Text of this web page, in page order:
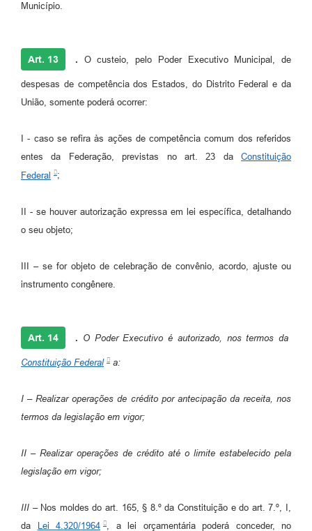
Município.
Art. 13 . O custeio, pelo Poder Executivo Municipal, de
despesas de competência dos Estados, do Distrito Federal e da
União, somente poderá ocorrer:
I - caso se refira às ações de competência comum dos referidos
entes da Federação, previstas no art. 23 da Constituição
Federal
;
II - se houver autorização expressa em lei específica, detalhando
o seu objeto;
III – se for objeto de celebração de convênio, acordo, ajuste ou
instrumento congênere.
Art. 14 . O Poder Executivo é autorizado, nos termos da
Constituição Federal a:
I – Realizar operações de crédito por antecipação da receita, nos
termos da legislação em vigor;
II – Realizar operações de crédito até o limite estabelecido pela
legislação em vigor;
III – Nos moldes do art. 165, § 8.º da Constituição e do art. 7.º, I,
da
Lei 4.320/1964
, a lei orçamentária poderá conceder, no